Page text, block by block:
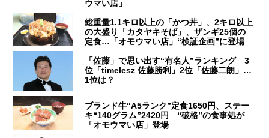
ウマい店」
総重量1.1キロ以上の「かつ丼」、2キロ以上
の大盛り「カタヤキそば」、ザンギ25個の
定食…「オモウマい店」“検証企画”に登場
「佐藤」で思い出す“有名人”ランキング 3
位「timelesz 佐藤勝利」2位「佐藤二朗」…
1位は？
ブランド牛“A5ランク”定食1650円、ステー
キ“140グラム”2420円 “破格”の食事処が
「オモウマい店」登場